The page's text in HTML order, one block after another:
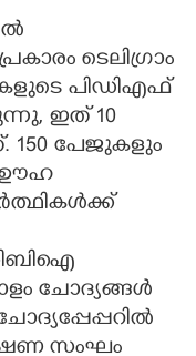
ടെലിഗ്രാം
പിഡിഎഫ്
ഇത് 10
150 പേജുകളും
'ഊഹ
ചോദ്യങ്ങൾ
സംഘം